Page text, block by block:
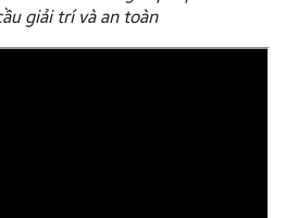
giải trí và an toàn